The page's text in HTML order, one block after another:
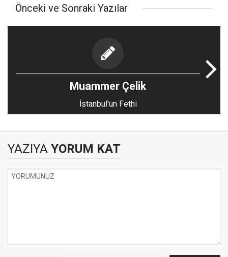
Önceki ve Sonraki Yazılar
Muammer Çelik
İstanbul'un Fethi
YAZIYA YORUM KAT